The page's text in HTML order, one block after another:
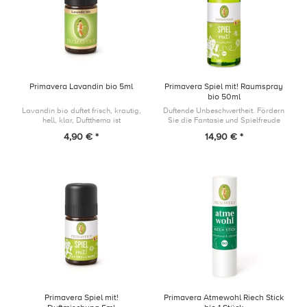
Primavera Lavandin bio 5ml
Lavandin bio duftet frisch, krautig,
hell, klar, Duftthema ist
reinigend.
4,90 € *
Primavera Spiel mit! Raumspray
bio 50ml
Duftende Unbeschwertheit. Fördern
Sie die Fantasie und Spielfreude
Litsea, Frangipani und Orange für
14,90 € *
Primavera Spiel mit!
Primavera Atmewohl Riech Stick